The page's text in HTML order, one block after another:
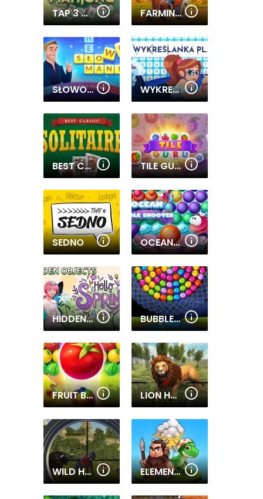
TAP 3 MAHJONG FARMING LIFE
SŁOWO MANIA WYKREŚLANKA
BEST CLASSIC SOLITAIRE TILE GURU MATCH FUN
SEDNO OCEAN BUBBLE SHOOTER
HIDDEN OBJECTS HELLO SPRING BUBBLE SHOOTER WHEEL
FRUIT BUBBLE SHOOTERS LION HUNTING 3D
WILD HUNT: JUNGLE SNIPER SHOOTING ELEMENT EVOLUTION